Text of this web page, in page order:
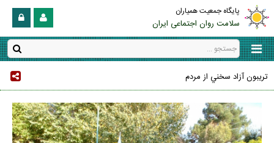
پایگاه جمعیت همیاران
سلامت روان اجتماعی ایران
تريبون آزاد سخني از مردم